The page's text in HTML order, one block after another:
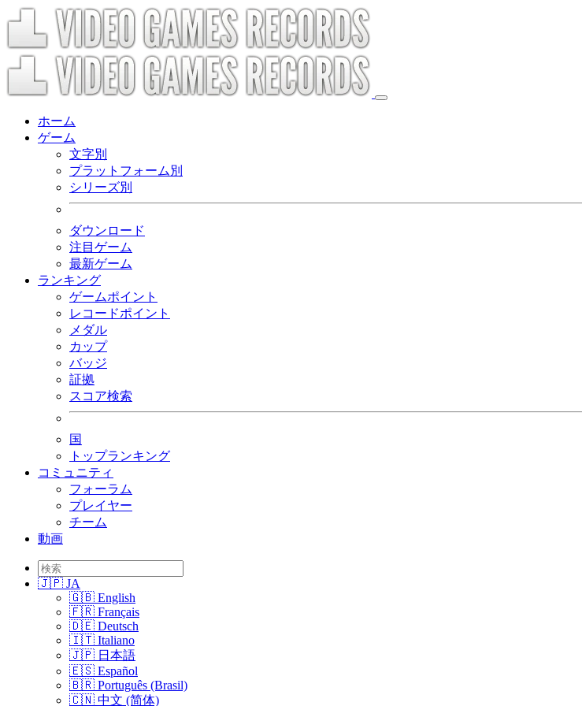
ホーム
ゲーム
文字別
プラットフォーム別
シリーズ別
ダウンロード
注目ゲーム
最新ゲーム
ランキング
ゲームポイント
レコードポイント
メダル
カップ
バッジ
証拠
スコア検索
国
トップランキング
コミュニティ
フォーラム
プレイヤー
チーム
動画
🇯🇵 JA
🇬🇧 English
🇫🇷 Français
🇩🇪 Deutsch
🇮🇹 Italiano
🇯🇵 日本語
🇪🇸 Español
🇧🇷 Português (Brasil)
🇨🇳 中文 (简体)